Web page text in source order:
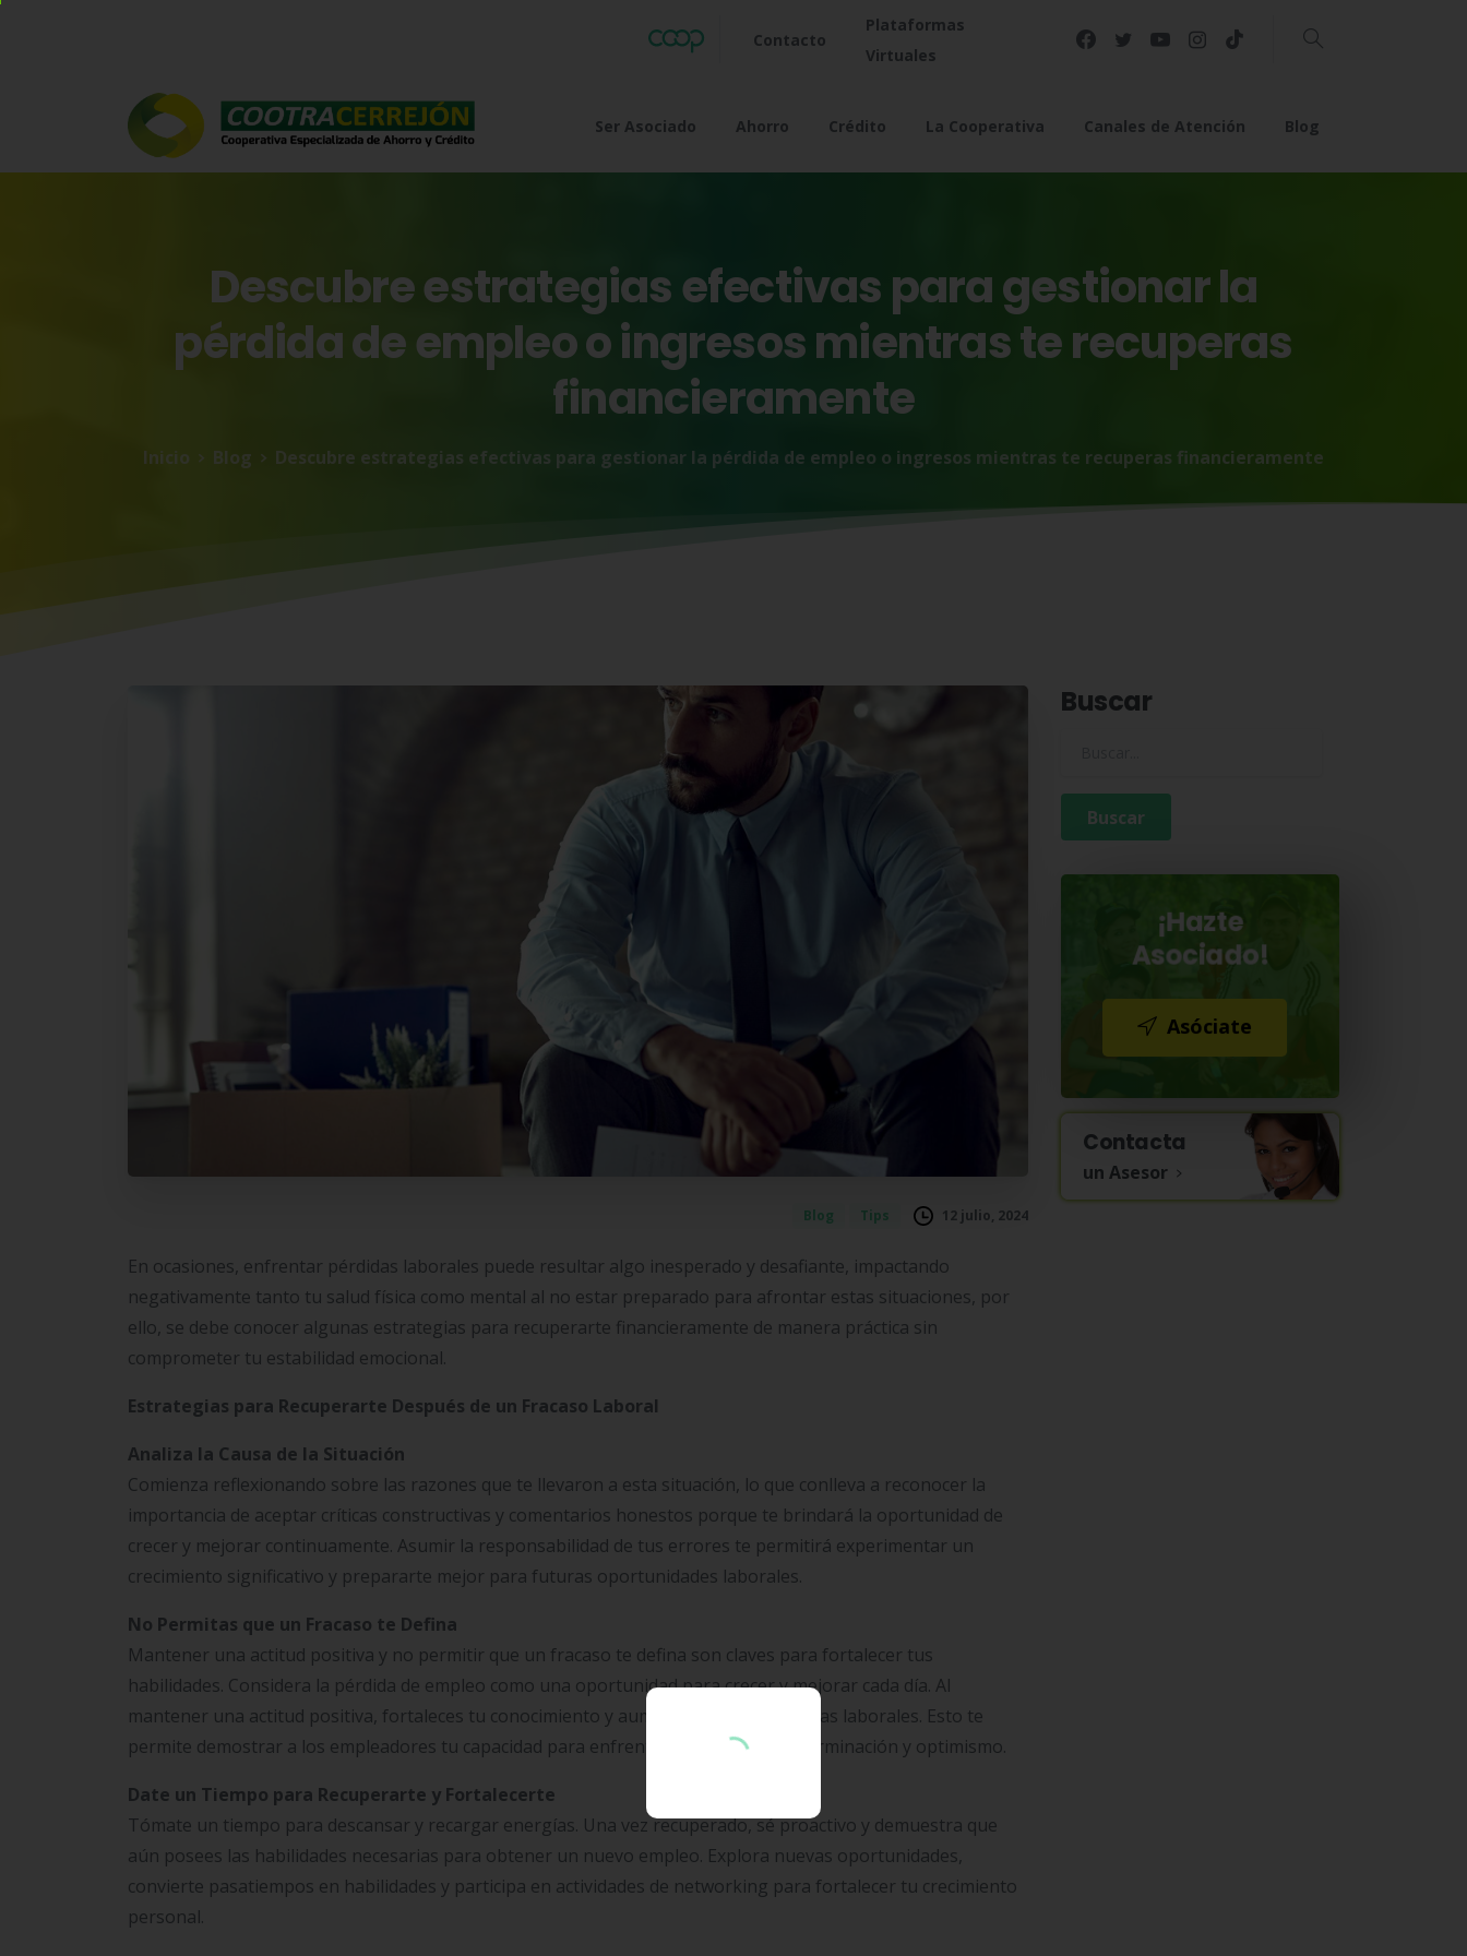
Contacto
Plataformas
Virtuales
Buscar
Ser Asociado Ahorro Crédito La Cooperativa Canales de Atención Blog
Descubreestrategiasefectivasparagestionarla
pérdidadeempleooingresosmientrasterecuperas
financieramente
Inicio Blog Descubre estrategias efectivas para gestionar la pérdida de empleo o ingresos mientras te recuperas financieramente
Blog Tips 12 julio, 2024
En ocasiones, enfrentar pérdidas laborales puede resultar algo inesperado y desafiante, impactando
negativamente tanto tu salud física como mental al no estar preparado para afrontar estas situaciones, por
ello, se debe conocer algunas estrategias para recuperarte financieramente de manera práctica sin
comprometer tu estabilidad emocional.
Estrategias para Recuperarte Después de un Fracaso Laboral
Analiza la Causa de la Situación
Comienza reflexionando sobre las razones que te llevaron a esta situación, lo que conlleva a reconocer la
importancia de aceptar críticas constructivas y comentarios honestos porque te brindará la oportunidad de
crecer y mejorar continuamente. Asumir la responsabilidad de tus errores te permitirá experimentar un
crecimiento significativo y prepararte mejor para futuras oportunidades laborales.
No Permitas que un Fracaso te Defina
Mantener una actitud positiva y no permitir que un fracaso te defina son claves para fortalecer tus
habilidades. Considera la pérdida de empleo como una oportunidad para crecer y mejorar cada día. Al
mantener una actitud positiva, fortaleces tu conocimiento y aumentas tus perspectivas laborales. Esto te
permite demostrar a los empleadores tu capacidad para enfrentar desafíos con determinación y optimismo.
Date un Tiempo para Recuperarte y Fortalecerte
Tómate un tiempo para descansar y recargar energías. Una vez recuperado, sé proactivo y demuestra que
aún posees las habilidades necesarias para obtener un nuevo empleo. Explora nuevas oportunidades,
convierte pasatiempos en habilidades y participa en actividades de networking para fortalecer tu crecimiento
personal.
Buscar
¡Hazte
Asociado!
Asóciate
Contacta
un Asesor